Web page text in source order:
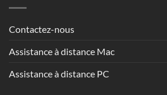
Contactez-nous
Assistance à distance Mac
Assistance à distance PC